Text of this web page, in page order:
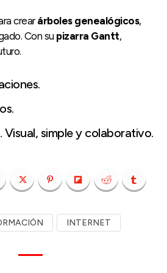
crearárboles genealógicos,
Con su pizarra Gantt,
Visual, simple y colaborativo.
INTERNET